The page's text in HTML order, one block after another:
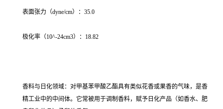
表面张力（dyne/cm）：35.0
极化率（10^-24cm3）：18.82
香料与日化领域：对甲基苯甲酸乙酯具有类似花香或果香的气味，是香
精工业中的中间体。它常被用于调制香料，赋予日化产品（如香水、肥